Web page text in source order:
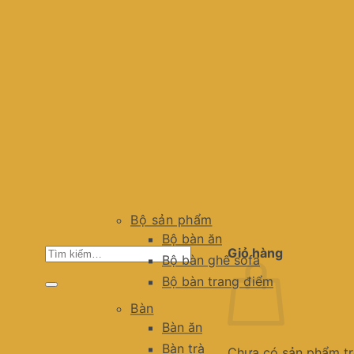
Bộ sản phẩm
Bộ bàn ăn
Bộ bàn ghế sofa
Bộ bàn trang điểm
Bàn
Bàn ăn
Bàn trà
Tìm
Giỏ hàng